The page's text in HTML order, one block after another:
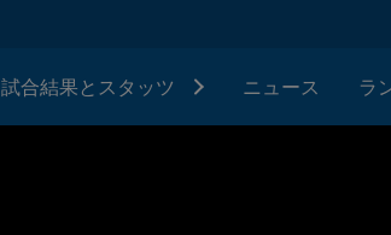
試合結果とスタッツ ニュース ラ